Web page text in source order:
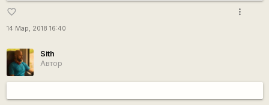
favorite_border
14 Мар, 2018 16:40
more_vert
Sith
Автор